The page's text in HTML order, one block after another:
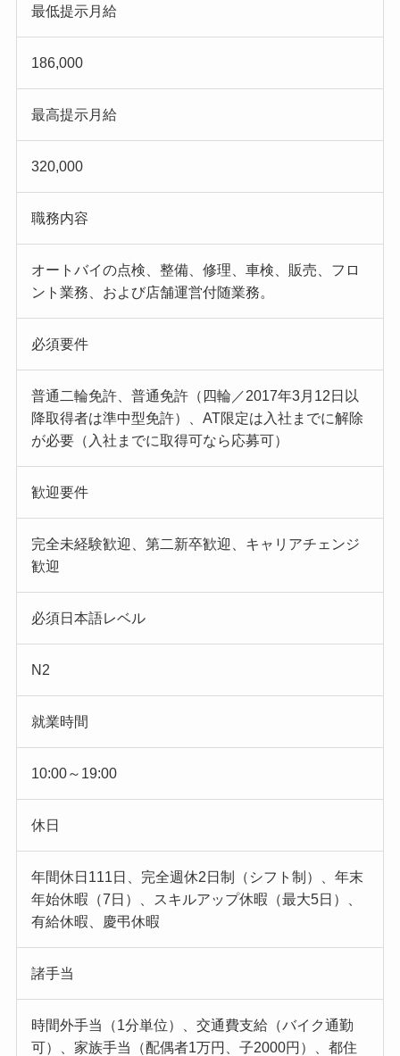
最低提示月給
186,000
最高提示月給
320,000
職務内容
オートバイの点検、整備、修理、車検、販売、フロ
ント業務、および店舗運営付随業務。
必須要件
普通二輪免許、普通免許（四輪／2017年3月12日以
降取得者は準中型免許）、AT限定は入社までに解除
が必要（入社までに取得可なら応募可）
歓迎要件
完全未経験歓迎、第二新卒歓迎、キャリアチェンジ
歓迎
必須日本語レベル
N2
就業時間
10:00～19:00
休日
年間休日111日、完全週休2日制（シフト制）、年末
年始休暇（7日）、スキルアップ休暇（最大5日）、
有給休暇、慶弔休暇
諸手当
時間外手当（1分単位）、交通費支給（バイク通勤
可）、家族手当（配偶者1万円、子2000円）、都住